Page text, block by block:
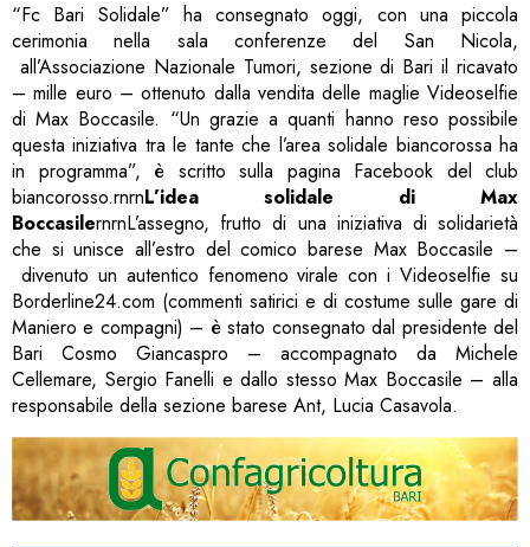
“Fc Bari Solidale” ha consegnato oggi, con una piccola
cerimonia nella sala conferenze del San Nicola,
all’Associazione Nazionale Tumori, sezione di Bari il ricavato
– mille euro – ottenuto dalla vendita delle maglie Videoselfie
di Max Boccasile. “Un grazie a quanti hanno reso possibile
questa iniziativa tra le tante che l’area solidale biancorossa ha
in programma”, è scritto sulla pagina Facebook del club
biancorosso.rnrnL’idea solidale di Max
BoccasilernrnL’assegno, frutto di una iniziativa di solidarietà
che si unisce all’estro del comico barese Max Boccasile –
divenuto un autentico fenomeno virale con i Videoselfie su
Borderline24.com (commenti satirici e di costume sulle gare di
Maniero e compagni) – è stato consegnato dal presidente del
Bari Cosmo Giancaspro – accompagnato da Michele
Cellemare, Sergio Fanelli e dallo stesso Max Boccasile – alla
responsabile della sezione barese Ant, Lucia Casavola.